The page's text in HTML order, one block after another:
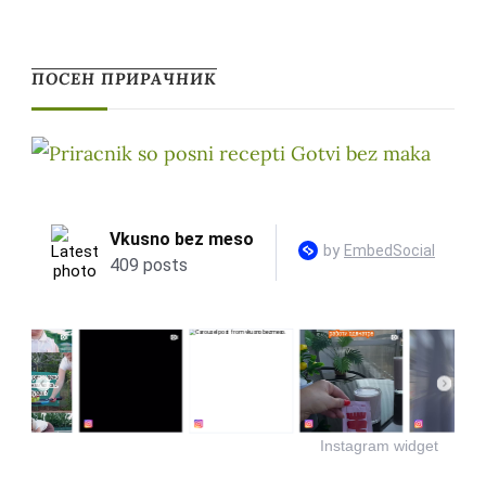
ПОСЕН ПРИРАЧНИК
Instagram widget